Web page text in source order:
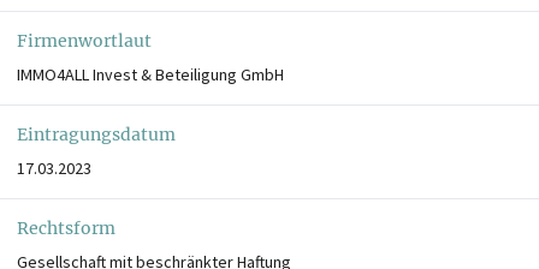
Firmenwortlaut
IMMO4ALL Invest & Beteiligung GmbH
Eintragungsdatum
17.03.2023
Rechtsform
Gesellschaft mit beschränkter Haftung